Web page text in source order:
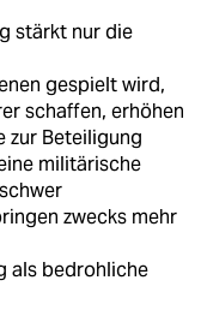
stärkt nur die
gespielt wird,
schaffen, erhöhen
zur Beteiligung
militärische
zwecks mehr
als bedrohliche